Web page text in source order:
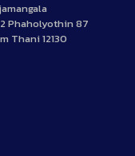
Phaholyothin 87
Thani 12130